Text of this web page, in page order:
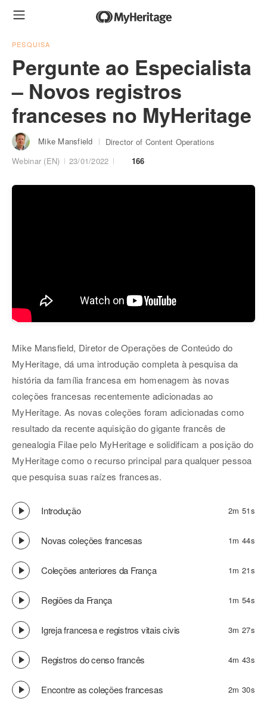
PESQUISA
Pergunte ao Especialista
– Novos registros
franceses no MyHeritage
Mike Mansfield
Director of Content Operations
Webinar (EN)
23/01/2022 166
Mike Mansfield, Diretor de Operações de Conteúdo do
MyHeritage, dá uma introdução completa à pesquisa da
história da família francesa em homenagem às novas
coleções francesas recentemente adicionadas ao
MyHeritage. As novas coleções foram adicionadas como
resultado da recente aquisição do gigante francês de
genealogia Filae pelo MyHeritage e solidificam a posição do
MyHeritage como o recurso principal para qualquer pessoa
que pesquisa suas raízes francesas.
Introdução 2m 51s
Novas coleções francesas 1m 44s
Coleções anteriores da França 1m 21s
Regiões da França 1m 54s
Igreja francesa e registros vitais civis 3m 27s
Registros do censo francês 4m 43s
Encontre as coleções francesas 2m 30s